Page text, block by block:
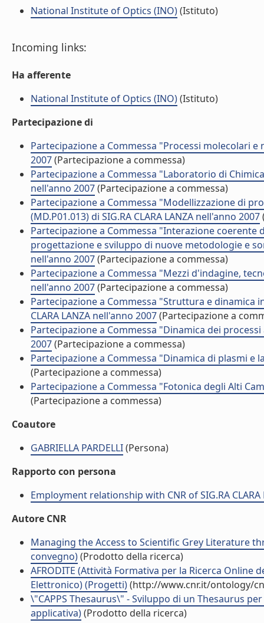
National Institute of Optics (INO)(Istituto)
Incoming links:
Ha afferente
National Institute of Optics (INO)(Istituto)
Partecipazione di
Partecipazione a Commessa "Processi molecolari e
2007(Partecipazione a commessa)
Partecipazione a Commessa "Laboratorio di
nell'anno 2007(Partecipazione a commessa)
Partecipazione a Commessa "Modellizzazione di
(MD.P01.013) di SIG.RA CLARA LANZA nell'anno 2007
Partecipazione a Commessa "Interazione
progettazione e sviluppo di nuove metodologie e
nell'anno 2007(Partecipazione a commessa)
Partecipazione a Commessa "Mezzi d'indagine,
nell'anno 2007(Partecipazione a commessa)
Partecipazione a Commessa "Struttura e dinamica
CLARA LANZA nell'anno 2007(Partecipazione a
Partecipazione a Commessa "Dinamica dei processi
2007(Partecipazione a commessa)
Partecipazione a Commessa "Dinamica di plasmi e
(Partecipazione a commessa)
Partecipazione a Commessa "Fotonica degli Alti
(Partecipazione a commessa)
Coautore
GABRIELLA PARDELLI(Persona)
Rapporto con persona
Employment relationship with CNR of SIG.RA CLARA
Autore CNR
Managing the Access to Scientific Grey Literature
convegno)(Prodotto della ricerca)
AFRODITE (Attività Formativa per la Ricerca
Elettronico) (Progetti)(http://www.cnr.it/ontology/
\"CAPPS Thesaurus\" - Sviluppo di un Thesaurus
applicativa)(Prodotto della ricerca)